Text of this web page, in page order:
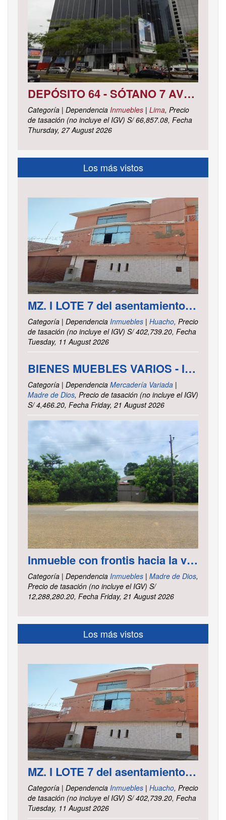
DEPÓSITO 64 - SÓTANO 7 AVENIDA CIRCUNVALACIÓN DEL CLUB GOLF LOS INCAS N° 152 URBANIZACIÓN LOTIZACIÓN CLUB GOLF LOS INCAS DISTRITO SANTIAGO DE SURCO, PROVINCIA Y DEPARTAMENTO DE LIMA
Categoría | Dependencia Inmuebles | Lima, Precio
de tasación (no incluye el IGV) S/ 66,857.08, Fecha
Thursday, 27 August 2026
Los más vistos
MZ. I LOTE 7 del asentamiento Humano las Delicias – Paramonga – Barranca – Lima
Categoría | Dependencia Inmuebles | Huacho, Precio
de tasación (no incluye el IGV) S/ 402,739.20, Fecha
Tuesday, 11 August 2026
BIENES MUEBLES VARIOS - INTENDENCIA DE TRIBUTOS INTERNOS MADRE DE DIOS
Categoría | Dependencia Mercadería Variada |
Madre de Dios, Precio de tasación (no incluye el IGV)
S/ 4,466.20, Fecha Friday, 21 August 2026
Inmueble con frontis hacia la vía al aeropuerto, es un terreno de forma irregular, cuenta con carretera asfaltada ubicado en la Av. Elmer Faucett km. 6.400, área ha. 2.625 distrito Tambopata, provincia Tambopata y departamento Madre de Dios
Categoría | Dependencia Inmuebles | Madre de Dios,
Precio de tasación (no incluye el IGV) S/
12,288,280.20, Fecha Friday, 21 August 2026
Los más vistos
MZ. I LOTE 7 del asentamiento Humano las Delicias – Paramonga – Barranca – Lima
Categoría | Dependencia Inmuebles | Huacho, Precio
de tasación (no incluye el IGV) S/ 402,739.20, Fecha
Tuesday, 11 August 2026